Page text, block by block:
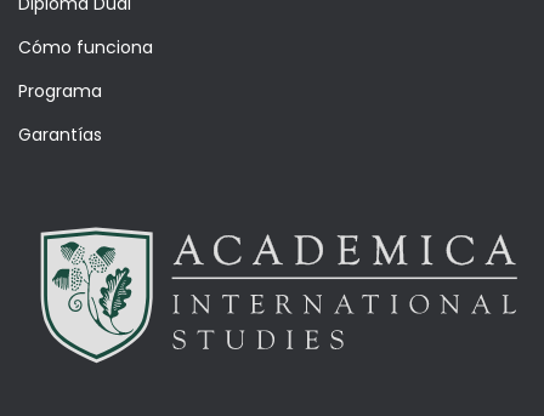
Cómo funciona
Programa
Garantías